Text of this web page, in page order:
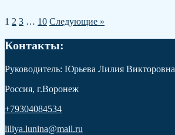
1 2 3 … 10 Следующие »
Контакты:
Руководитель: Юрьева Лилия Викторовна
Россия, г.Воронеж
+79304084534
liliya.lunina@mail.ru